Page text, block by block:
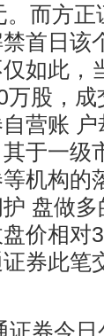
。而方
首日该
如此，
万股，
营账
于一级
机构的
护 盘做
价相对
券此笔
证券今